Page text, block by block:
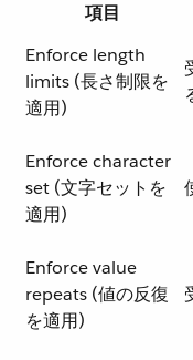
項目
Enforce length
limits (長さ制限を
適用)
Enforce character
set (文字セットを
適用)
Enforce value
repeats (値の反復
を適用)